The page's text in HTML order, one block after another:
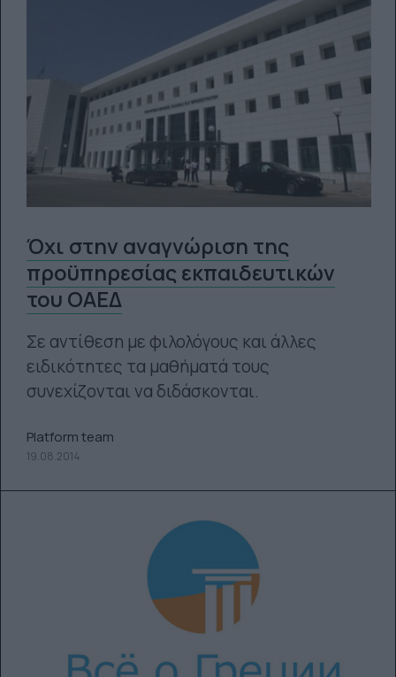
Όχι στην αναγνώριση της
προϋπηρεσίας εκπαιδευτικών
του ΟΑΕΔ
Σε αντίθεση με φιλολόγους και άλλες
ειδικότητες τα μαθήματά τους
συνεχίζονται να διδάσκονται.
Platform team
19.08.2014